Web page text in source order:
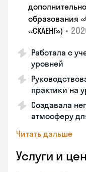
образования
«СКАЕНГ») •
Работала с
уровней
практики на
Создавала
атмосферу
Читать дальше
Услуги и